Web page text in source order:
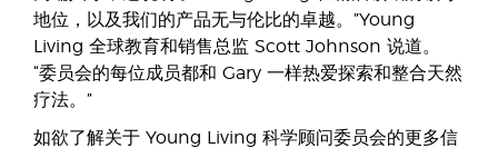
地位，以及我们的产品无与伦比的卓越。”Young
Living 全球教育和销售总监 Scott Johnson 说道。
“委员会的每位成员都和 Gary 一样热爱探索和整合天然
疗法。”
如欲了解关于 Young Living 科学顾问委员会的更多信